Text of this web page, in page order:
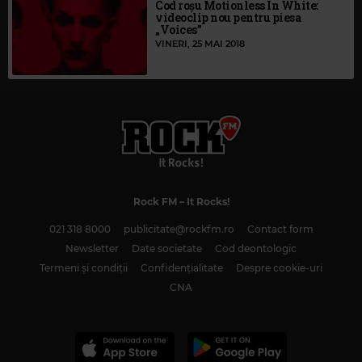
Cod roșu Motionless In White:
videoclip nou pentru piesa
„Voices”
VINERI, 25 MAI 2018
Rock FM– It Rocks!
021 318 8000 publicitate@rockfm.ro
Contact form
Newsletter
Date societate
Cod deontologic
Termeni și condiții
Confidențialitate
Despre cookie-uri
CNA